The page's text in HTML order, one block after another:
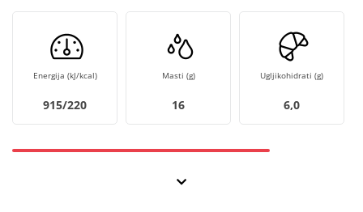
Energija (kJ/kcal)
915/220
Masti (g)
16
Ugljikohidrati (g)
6,0